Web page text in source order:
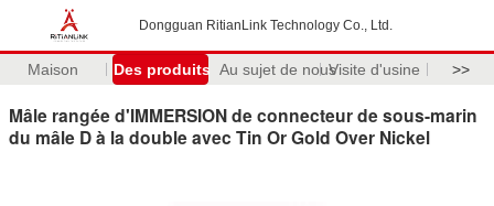
Dongguan RitianLink Technology Co., Ltd.
Maison Des produits Au sujet de nousVisite d'usine >>
Mâle rangée d'IMMERSION de connecteur de sous-marin
du mâle D à la double avec Tin Or Gold Over Nickel